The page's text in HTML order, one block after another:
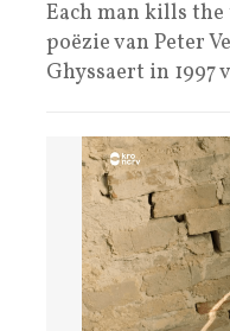
Each man kills
poëzie van Peter
Ghyssaert in 1997